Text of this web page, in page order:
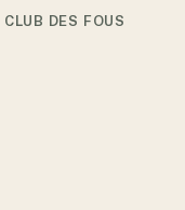
DES FOUS